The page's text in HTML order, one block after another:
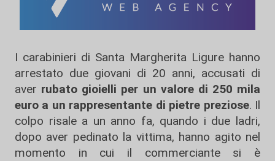
I carabinieri di Santa Margherita Ligure hanno
arrestato due giovani di 20 anni, accusati di
aver rubato gioielli per un valore di 250 mila
euro a un rappresentante di pietre preziose. Il
colpo risale a un anno fa, quando i due ladri,
dopo aver pedinato la vittima, hanno agito nel
momento in cui il commerciante si è